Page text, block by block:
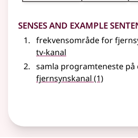
Senses and Example
frekvensområde for
tv-kanal
samla programteneste på
fjernsynskanal (1)